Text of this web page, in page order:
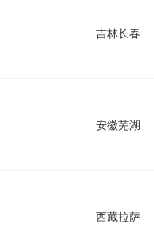
吉林长春
安徽芜湖
西藏拉萨